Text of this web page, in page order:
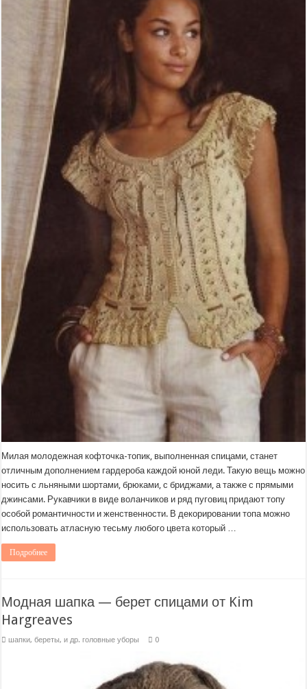
Милая молодежная кофточка-топик, выполненная спицами, станет
отличным дополнением гардероба каждой юной леди. Такую вещь можно
носить с льняными шортами, брюками, с бриджами, а также с прямыми
джинсами. Рукавчики в виде воланчиков и ряд пуговиц придают топу
особой романтичности и женственности. В декорировании топа можно
использовать атласную тесьму любого цвета который …
Подробнее
Модная шапка — берет спицами от Kim
Hargreaves
шапки, береты, и др. головные уборы 0